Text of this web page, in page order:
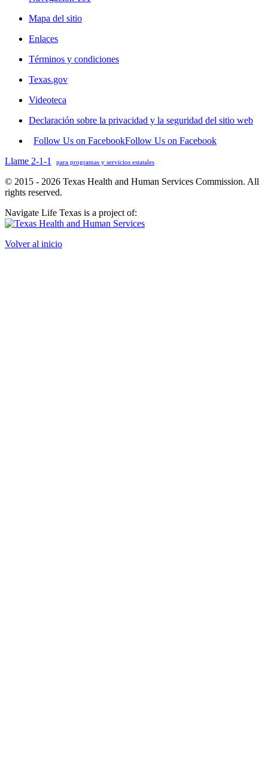
Mapa del sitio
Enlaces
Términos y condiciones
Texas.gov
Videoteca
Declaración sobre la privacidad y la seguridad del sitio web
Follow Us on FacebookFollow Us on Facebook
Llame 2-1-1
para programas y servicios estatales
© 2015 - 2026 Texas Health and Human Services Commission. All
rights reserved.
Navigate Life Texas is a project of:
Volver al inicio